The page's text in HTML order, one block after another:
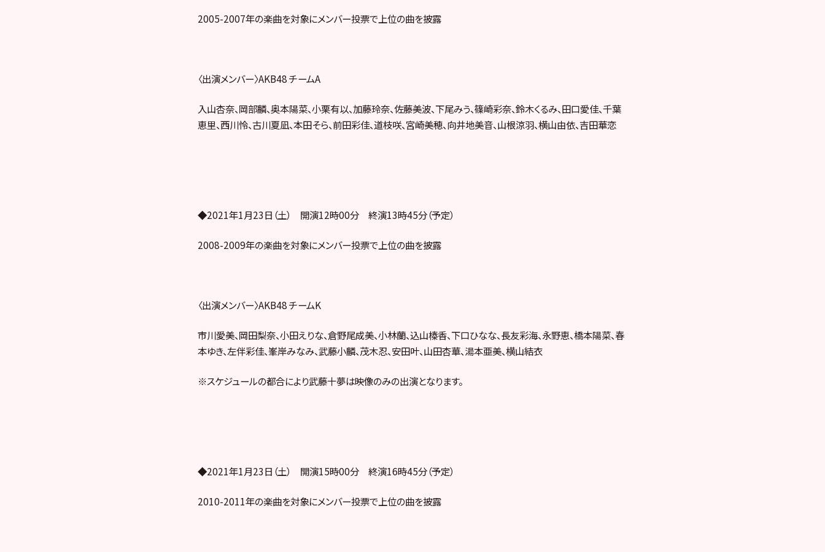
2005-2007年の楽曲を対象にメンバー投票で上位の曲を披露
〈出演メンバー〉AKB48 チームA
入山杏奈、岡部麟、奥本陽菜、小栗有以、加藤玲奈、佐藤美波、下尾みう、篠崎彩奈、­鈴木くるみ、田口愛佳、­千葉
恵里、西川怜、古川夏凪、本田そら、前田彩佳、道枝咲、宮崎美穂、向井地美音、山根涼羽、横山由依、吉田華恋
◆2021年1月23日（土） 開演12時00分 終演13時45分（予定）
2008-2009年の楽曲を対象にメンバー投票で上位の曲を披露
〈出演メンバー〉AKB48 チームK
市川愛美、岡田梨奈、小田えりな、倉野尾成美、小林蘭、込山榛香、下口ひなな、長友彩海、永野恵、橋本陽菜、春
本ゆき、左伴彩佳、­峯岸みなみ、武藤小麟、茂木忍、安田叶、山田杏華、湯本亜美、­横山結衣
※スケジュールの都合により武藤十夢は映像のみの出演となります。
◆2021年1月23日（土） 開演15時00分 終演16時45分（予定）
2010-2011年の楽曲を対象にメンバー投票で上位の曲を披露